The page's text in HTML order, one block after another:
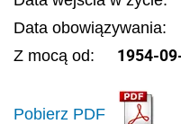
Data obowiązywania:
Z mocą od: 1954-
Pobierz PDF